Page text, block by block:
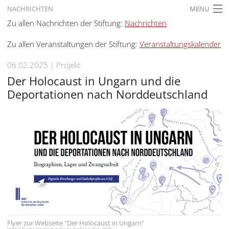
NACHRICHTEN MENU
STARTSEITE
AKTUELLES
AUSSTELLUNGEN
GESCHICHTE
FORSCHUNG
SERVICE
Deutsch Zurück
Deutsch
Deutsch
Gebärdensprache
Zu allen Nachrichten der Stiftung: Nachrichten
Zu allen Veranstaltungen der Stiftung: Veranstaltungskalender
06.02.2025 Projekt
Der Holocaust in Ungarn und die
Deportationen nach Norddeutschland
Flyer zur Webseite "Der Holocaust in Ungarn"